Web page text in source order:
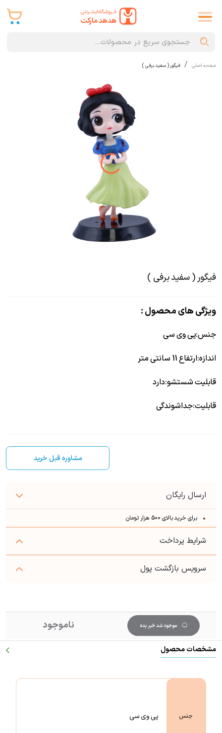
صفحه اصلی فیگور ( سفید برفی )
فیگور ( سفید برفی )
ویژگی های محصول :
جنس:پی وی سی
اندازه:ارتفاع 11 سانتی متر
قابلیت شستشو:دارد
قابلیت:جداشوندگی
مشاوره قبل خرید
ارسال رایگان
برای خرید بالای 500 هزار تومان
شرایط پرداخت
سرویس بازگشت پول
ناموجود موجود شد خبر بده
مشخصات محصول
جنس پی وی سی